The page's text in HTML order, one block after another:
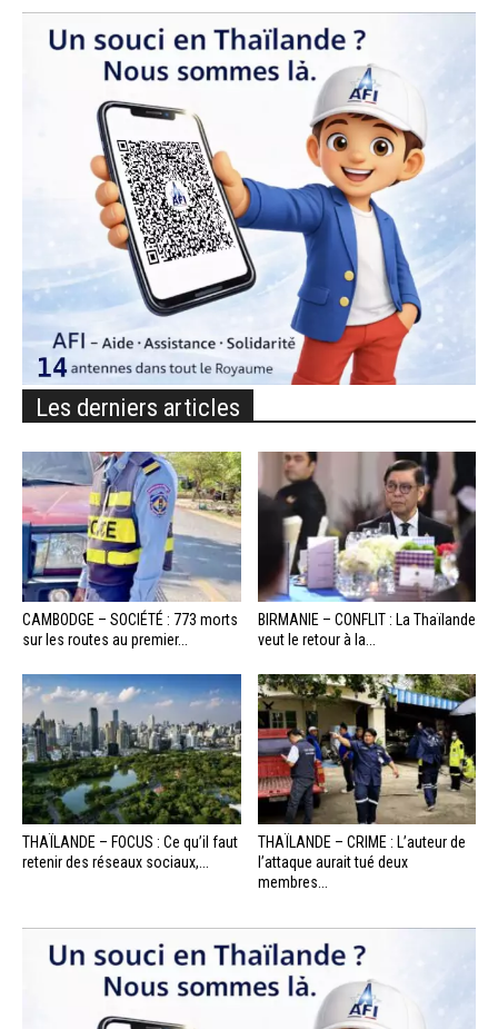
Les derniers articles
CAMBODGE – SOCIÉTÉ : 773 morts
sur les routes au premier...
BIRMANIE – CONFLIT : La Thaïlande
veut le retour à la...
THAÏLANDE – FOCUS : Ce qu’il faut
retenir des réseaux sociaux,...
THAÏLANDE – CRIME : L’auteur de
l’attaque aurait tué deux
membres...